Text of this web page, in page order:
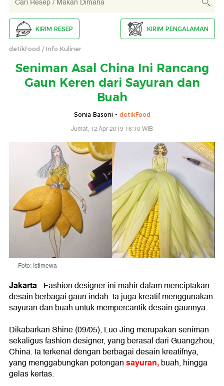
KIRIM RESEP KIRIM PENGALAMAN
detikFood Info Kuliner
Seniman Asal China Ini Rancang
Gaun Keren dari Sayuran dan
Buah
Sonia Basoni - detikFood
Jumat, 12 Apr 2019 16:10 WIB
Foto: Istimewa
Jakarta- Fashion designer ini mahir dalam menciptakan
desain berbagai gaun indah. Ia juga kreatif menggunakan
sayuran dan buah untuk mempercantik desain gaunnya.
Dikabarkan Shine (09/05), Luo Jing merupakan seniman
sekaligus fashion designer, yang berasal dari Guangzhou,
China. Ia terkenal dengan berbagai desain kreatifnya,
yang menggabungkan potongansayuran,buah, hingga
gelas kertas.